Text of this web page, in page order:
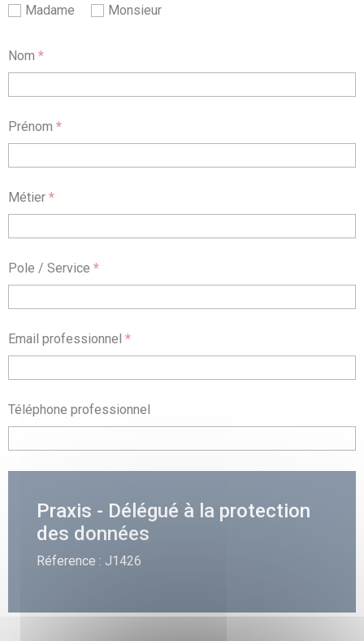
Madame
Monsieur
Nom *
Prénom *
Métier *
Pole / Service *
Email professionnel *
Téléphone professionnel
Praxis - Délégué à la protection
des données
Réference : J1426